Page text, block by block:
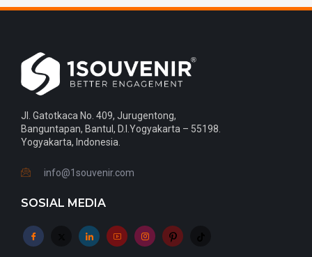
Jl. Gatotkaca No. 409, Jurugentong,
Banguntapan, Bantul, D.I.Yogyakarta – 55198.
Yogyakarta, Indonesia.
info@1souvenir.com
SOSIAL MEDIA